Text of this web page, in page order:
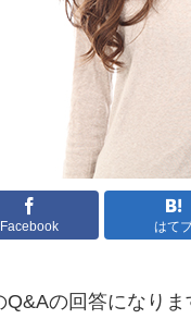
Facebook はて
Q&Aの回答になり